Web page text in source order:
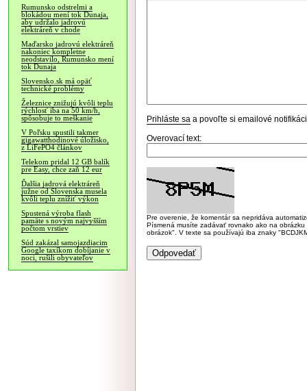
Rumunsko odstrelmi a
blokádou mení tok Dunaja,
aby udržalo jadrovú
elektráreň v chode
Maďarsko jadrovú elektráreň
nakoniec kompletne
neodstavilo, Rumunsko mení
tok Dunaja
Slovensko.sk má opäť
technické problémy
Železnice znižujú kvôli teplu
rýchlosť iba na 50 km/h,
spôsobuje to meškanie
V Poľsku spustili takmer
gigawatthodinové úložisko,
z LiFePO4 článkov
Telekom pridal 12 GB balík
pre Easy, chce zaň 12 eur
Ďalšia jadrová elektráreň
južne od Slovenska musela
kvôli teplu znížiť výkon
Spustená výroba flash
pamäte s novým najvyšším
počtom vrstiev
Súd zakázal samojazdiacim
Google taxíkom dobíjanie v
noci, rušili obyvateľov
Prihláste sa a povoľte si emailové
Overovací text:
Pre overenie, že komentár sa nepridáva
Písmená musíte zadávať rovnako ako na
obrázok". V texte sa používajú iba znaky